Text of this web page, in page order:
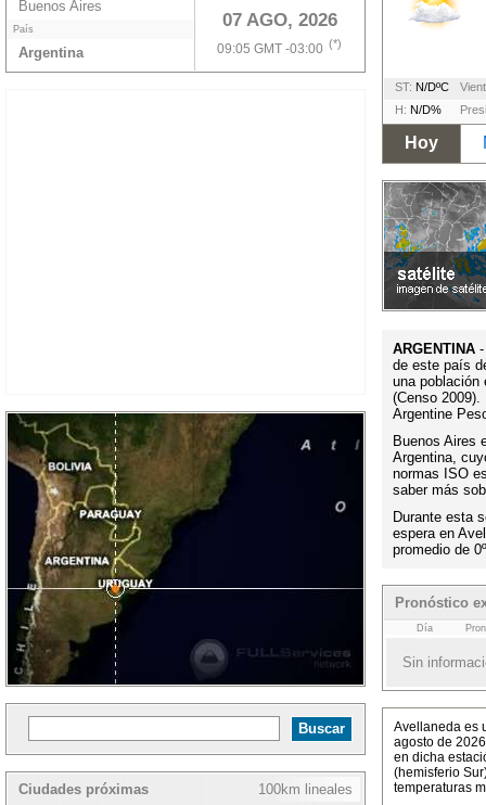
07 AGO, 2026
09:05 GMT -03:00 (*)
Buenos Aires
País
Argentina
100km lineales
Ciudades próximas
ST: N/DºC
H: N/D%
Hoy
ARGENTINA
de este país
una población
(Censo
Argentine
Buenos Aires
Argentina,
normas ISO
saber más
Durante esta
espera en
promedio de
Pronóstico
Día
Sin
Avellaneda es
agosto de
en dicha
(hemisferio
temperaturas